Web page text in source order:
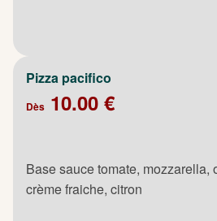
Pizza pacifico
Dès 10.00 €
Base sauce tomate, mozzarella,
crème fraiche, citron